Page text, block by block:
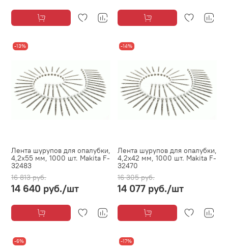
-13%
Лента шурупов для опалубки,
4,2х55 мм, 1000 шт. Makita F-
32483
16 813 руб.
14 640 руб./шт
-14%
Лента шурупов для опалубки,
4,2х42 мм, 1000 шт. Makita F-
32470
16 305 руб.
14 077 руб./шт
-6% -17%